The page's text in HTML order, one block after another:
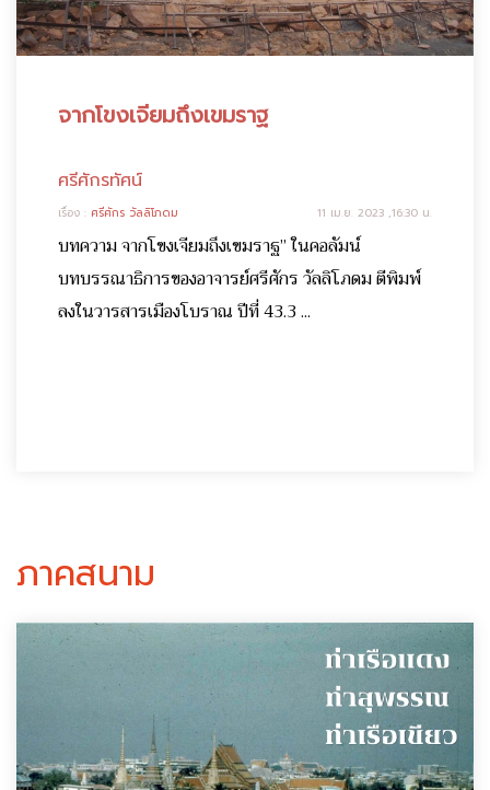
จากโขงเจียมถึงเขมราฐ
ศรีศักรทัศน์
เรื่อง : ศรีศักร วัลลิโภดม 11 เม.ย. 2023 ,16:30 น.
บทความ จากโขงเจียมถึงเขมราฐ” ในคอลัมน์
บทบรรณาธิการของอาจารย์ศรีศักร วัลลิโภดม ตีพิมพ์
ลงในวารสารเมืองโบราณ ปีที่ 43.3 ...
ภาคสนาม